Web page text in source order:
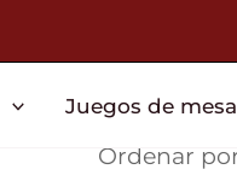
Juegos de mesa